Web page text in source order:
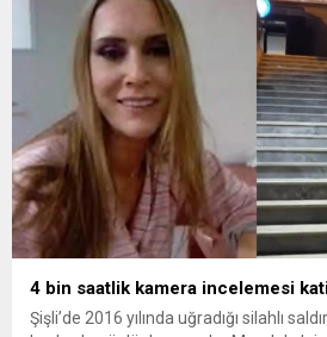
soruşturmada tutuklamalar genişliyor.
4 bin saatlik kamera incelemesi
Şişli’de 2016 yılında uğradığı silahlı